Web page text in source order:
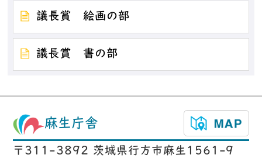
議長賞 絵画の部
議長賞 書の部
麻生庁舎
〒311-3892 茨城県行方市麻生1561-9